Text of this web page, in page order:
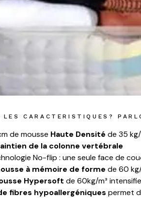
LES CARACTERISTIQUES?
de mousse Haute Densité de 35
de la colonne vertébrale
No-flip : une seule face de
à mémoire de forme de 60
Hypersoft de 60kg/m³
fibres hypoallergéniques permet